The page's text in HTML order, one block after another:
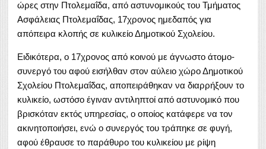
ώρες στην Πτολεμαΐδα, από αστυνομικούς του Τμήματος
Ασφάλειας Πτολεμαΐδας, 17χρονος ημεδαπός για
απόπειρα κλοπής σε κυλικείο Δημοτικού Σχολείου.
Ειδικότερα, ο 17χρονος από κοινού με άγνωστο άτομο-
συνεργό του αφού εισήλθαν στον αύλειο χώρο Δημοτικού
Σχολείου Πτολεμαΐδας, αποπειράθηκαν να διαρρήξουν το
κυλικείο, ωστόσο έγιναν αντιληπτοί από αστυνομικό που
βρισκόταν εκτός υπηρεσίας, ο οποίος κατάφερε να τον
ακινητοποιήσει, ενώ ο συνεργός του τράπηκε σε φυγή,
αφού έθραυσε το παράθυρο του κυλικείου με ρίψη